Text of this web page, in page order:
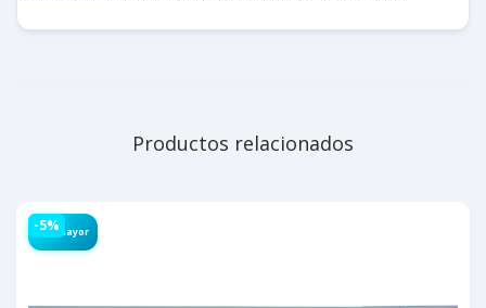
Productos relacionados
Por Mayor
-5%